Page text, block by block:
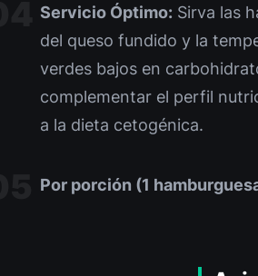
Servicio Óptimo: Sirva las
del queso fundido y la
verdes bajos en
complementar el perfil
a la dieta cetogénica.
Por porción (1